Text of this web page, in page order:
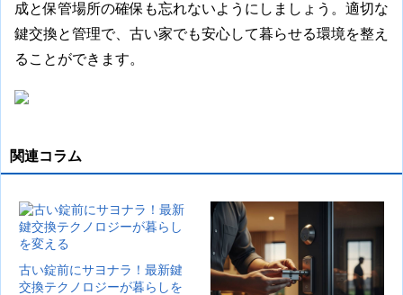
成と保管場所の確保も忘れないようにしましょう。適切な
鍵交換と管理で、古い家でも安心して暮らせる環境を整え
ることができます。
関連コラム
古い錠前にサヨナラ！最新鍵
交換テクノロジーが暮らしを